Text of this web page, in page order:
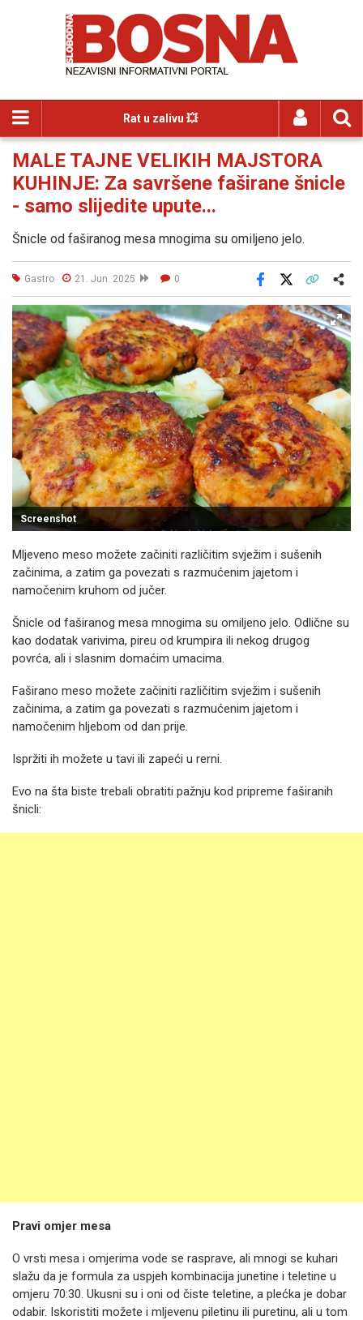
Rat u zalivu 💥
MALE TAJNE VELIKIH MAJSTORA
KUHINJE: Za savršene faširane šnicle
- samo slijedite upute...
Šnicle od faširanog mesa mnogima su omiljeno jelo.
Gastro 21. Jun. 2025 0
Facebook
Screenshot
Mljeveno meso možete začiniti različitim svježim i sušenih
začinima, a zatim ga povezati s razmućenim jajetom i
namočenim kruhom od jučer.
Šnicle od faširanog mesa mnogima su omiljeno jelo. Odlične su
kao dodatak varivima, pireu od krumpira ili nekog drugog
povrća, ali i slasnim domaćim umacima.
Faširano meso možete začiniti različitim svježim i sušenih
začinima, a zatim ga povezati s razmućenim jajetom i
namočenim hljebom od dan prije.
Ispržiti ih možete u tavi ili zapeći u rerni.
Evo na šta biste trebali obratiti pažnju kod pripreme faširanih
šnicli:
Pravi omjer mesa
O vrsti mesa i omjerima vode se rasprave, ali mnogi se kuhari
slažu da je formula za uspjeh kombinacija junetine i teletine u
omjeru 70:30. Ukusni su i oni od čiste teletine, a plećka je dobar
odabir. Iskoristiti možete i mljevenu piletinu ili puretinu, ali u tom